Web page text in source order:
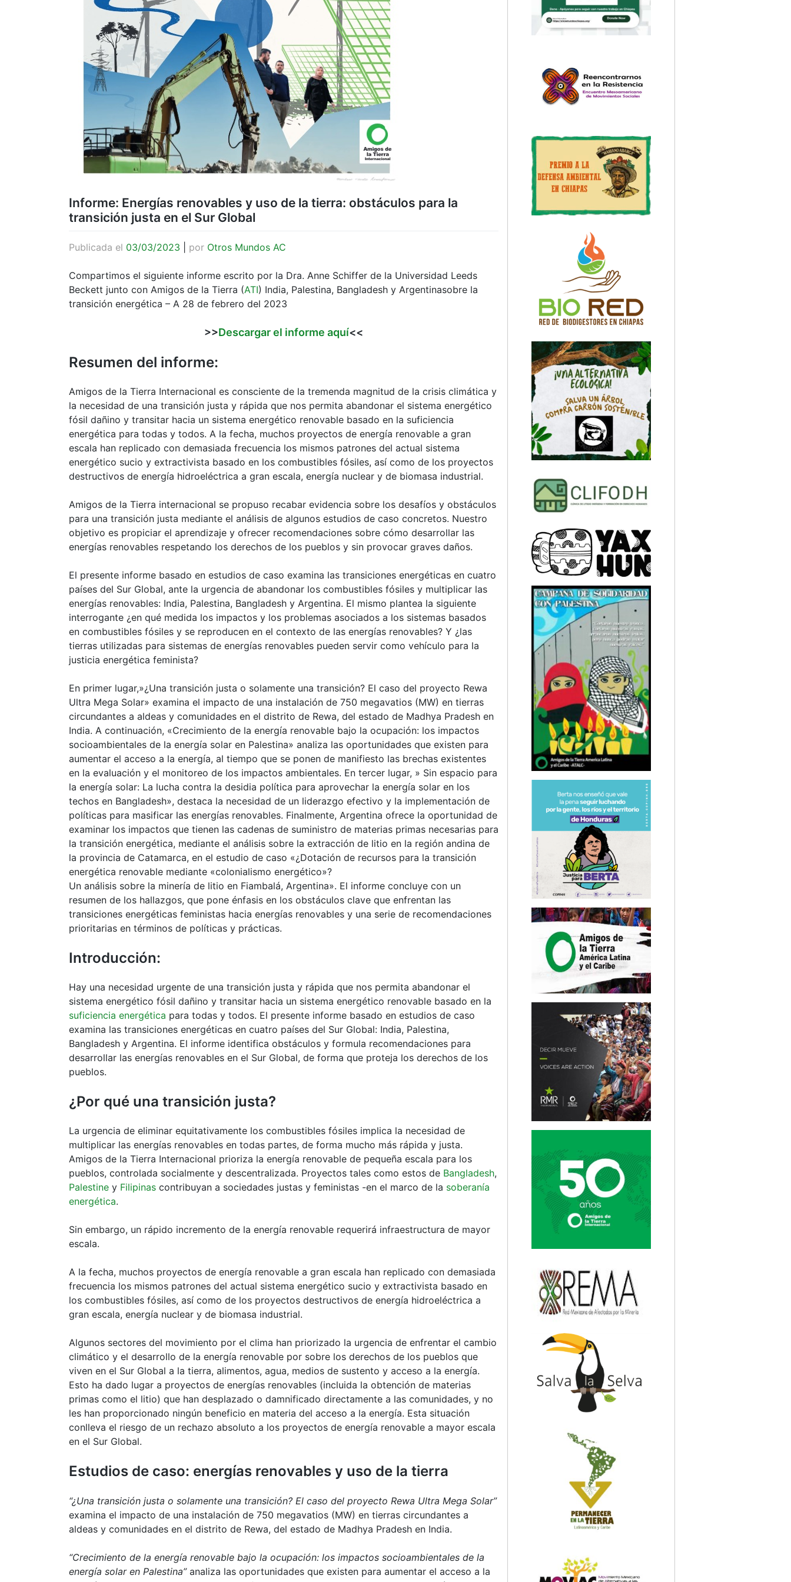
Informe: Energías renovables y uso de la tierra: obstáculos para la
transición justa en el Sur Global
Publicada el 03/03/2023 por Otros Mundos AC
Compartimos el siguiente informe escrito por la Dra. Anne Schiffer de la Universidad Leeds
Beckett junto con Amigos de la Tierra (ATI) India, Palestina, Bangladesh y Argentinasobre la
transición energética – A 28 de febrero del 2023
>>Descargar el informe aquí<<
Resumen del informe:
Amigos de la Tierra Internacional es consciente de la tremenda magnitud de la crisis climática y
la necesidad de una transición justa y rápida que nos permita abandonar el sistema energético
fósil dañino y transitar hacia un sistema energético renovable basado en la suficiencia
energética para todas y todos. A la fecha, muchos proyectos de energía renovable a gran
escala han replicado con demasiada frecuencia los mismos patrones del actual sistema
energético sucio y extractivista basado en los combustibles fósiles, así como de los proyectos
destructivos de energía hidroeléctrica a gran escala, energía nuclear y de biomasa industrial.
Amigos de la Tierra internacional se propuso recabar evidencia sobre los desafíos y obstáculos
para una transición justa mediante el análisis de algunos estudios de caso concretos. Nuestro
objetivo es propiciar el aprendizaje y ofrecer recomendaciones sobre cómo desarrollar las
energías renovables respetando los derechos de los pueblos y sin provocar graves daños.
El presente informe basado en estudios de caso examina las transiciones energéticas en cuatro
países del Sur Global, ante la urgencia de abandonar los combustibles fósiles y multiplicar las
energías renovables: India, Palestina, Bangladesh y Argentina. El mismo plantea la siguiente
interrogante ¿en qué medida los impactos y los problemas asociados a los sistemas basados
en combustibles fósiles y se reproducen en el contexto de las energías renovables? Y ¿las
tierras utilizadas para sistemas de energías renovables pueden servir como vehículo para la
justicia energética feminista?
En primer lugar,»¿Una transición justa o solamente una transición? El caso del proyecto Rewa
Ultra Mega Solar» examina el impacto de una instalación de 750 megavatios (MW) en tierras
circundantes a aldeas y comunidades en el distrito de Rewa, del estado de Madhya Pradesh en
India. A continuación, «Crecimiento de la energía renovable bajo la ocupación: los impactos
socioambientales de la energía solar en Palestina» analiza las oportunidades que existen para
aumentar el acceso a la energía, al tiempo que se ponen de manifiesto las brechas existentes
en la evaluación y el monitoreo de los impactos ambientales. En tercer lugar, » Sin espacio para
la energía solar: La lucha contra la desidia política para aprovechar la energía solar en los
techos en Bangladesh», destaca la necesidad de un liderazgo efectivo y la implementación de
políticas para masificar las energías renovables. Finalmente, Argentina ofrece la oportunidad de
examinar los impactos que tienen las cadenas de suministro de materias primas necesarias para
la transición energética, mediante el análisis sobre la extracción de litio en la región andina de
la provincia de Catamarca, en el estudio de caso «¿Dotación de recursos para la transición
energética renovable mediante «colonialismo energético»?
Un análisis sobre la minería de litio en Fiambalá, Argentina». El informe concluye con un
resumen de los hallazgos, que pone énfasis en los obstáculos clave que enfrentan las
transiciones energéticas feministas hacia energías renovables y una serie de recomendaciones
prioritarias en términos de políticas y prácticas.
Introducción:
Hay una necesidad urgente de una transición justa y rápida que nos permita abandonar el
sistema energético fósil dañino y transitar hacia un sistema energético renovable basado en la
suficiencia energética para todas y todos. El presente informe basado en estudios de caso
examina las transiciones energéticas en cuatro países del Sur Global: India, Palestina,
Bangladesh y Argentina. El informe identifica obstáculos y formula recomendaciones para
desarrollar las energías renovables en el Sur Global, de forma que proteja los derechos de los
pueblos.
¿Por qué una transición justa?
La urgencia de eliminar equitativamente los combustibles fósiles implica la necesidad de
multiplicar las energías renovables en todas partes, de forma mucho más rápida y justa.
Amigos de la Tierra Internacional prioriza la energía renovable de pequeña escala para los
pueblos, controlada socialmente y descentralizada. Proyectos tales como estos de Bangladesh,
Palestine y Filipinas contribuyan a sociedades justas y feministas -en el marco de la soberanía
energética.
Sin embargo, un rápido incremento de la energía renovable requerirá infraestructura de mayor
escala.
A la fecha, muchos proyectos de energía renovable a gran escala han replicado con demasiada
frecuencia los mismos patrones del actual sistema energético sucio y extractivista basado en
los combustibles fósiles, así como de los proyectos destructivos de energía hidroeléctrica a
gran escala, energía nuclear y de biomasa industrial.
Algunos sectores del movimiento por el clima han priorizado la urgencia de enfrentar el cambio
climático y el desarrollo de la energía renovable por sobre los derechos de los pueblos que
viven en el Sur Global a la tierra, alimentos, agua, medios de sustento y acceso a la energía.
Esto ha dado lugar a proyectos de energías renovables (incluida la obtención de materias
primas como el litio) que han desplazado o damnificado directamente a las comunidades, y no
les han proporcionado ningún beneficio en materia del acceso a la energía. Esta situación
conlleva el riesgo de un rechazo absoluto a los proyectos de energía renovable a mayor escala
en el Sur Global.
Estudios de caso: energías renovables y uso de la tierra
“¿Una transición justa o solamente una transición? El caso del proyecto Rewa Ultra Mega Solar”
examina el impacto de una instalación de 750 megavatios (MW) en tierras circundantes a
aldeas y comunidades en el distrito de Rewa, del estado de Madhya Pradesh en India.
“Crecimiento de la energía renovable bajo la ocupación: los impactos socioambientales de la
energía solar en Palestina”analiza las oportunidades que existen para aumentar el acceso a la